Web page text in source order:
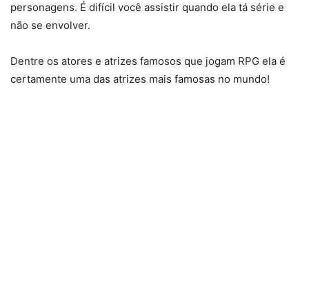
personagens. É difícil você assistir quando ela tá série e
não se envolver.
Dentre os atores e atrizes famosos que jogam RPG ela é
certamente uma das atrizes mais famosas no mundo!